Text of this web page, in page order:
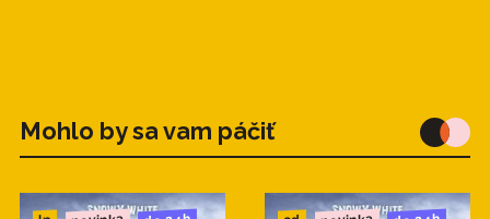
Mohlo by sa vam páčiť